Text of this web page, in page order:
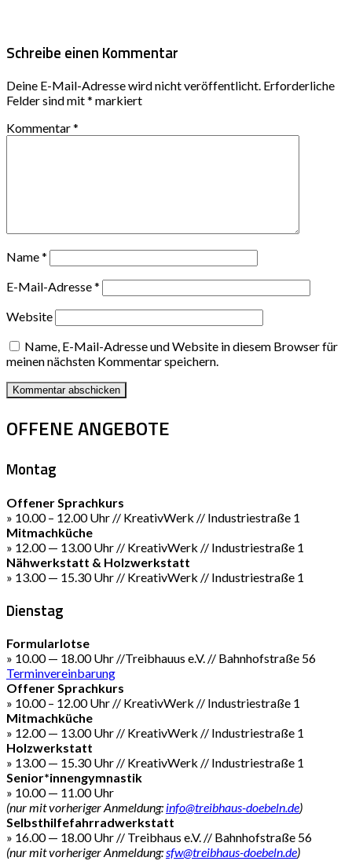
Schreibe einen Kommentar
Deine E-Mail-Adresse wird nicht veröffentlicht. Erforderliche
Felder sind mit* markiert
Kommentar*
Name*
E-Mail-Adresse*
Website
Name, E-Mail-Adresse und Website in diesem Browser für
meinen nächsten Kommentar speichern.
OFFENE ANGEBOTE
Montag
Offener Sprachkurs
» 10.00 – 12.00 Uhr // KreativWerk // Industriestraße 1
Mitmachküche
» 12.00 — 13.00 Uhr // KreativWerk // Industriestraße 1
Nähwerkstatt & Holzwerkstatt
» 13.00 — 15.30 Uhr // KreativWerk // Industriestraße 1
Dienstag
Formularlotse
» 10.00 — 18.00 Uhr //Treibhauus e.V. // Bahnhofstraße 56
Terminvereinbarung
Offener Sprachkurs
» 10.00 – 12.00 Uhr // KreativWerk // Industriestraße 1
Mitmachküche
» 12.00 — 13.00 Uhr // KreativWerk // Industriestraße 1
Holzwerkstatt
» 13.00 — 15.30 Uhr // KreativWerk // Industriestraße 1
Senior*innengymnastik
» 10.00 — 11.00 Uhr
(nur mit vorheriger Anmeldung: info@treibhaus-doebeln.de)
Selbsthilfefahrradwerkstatt
» 16.00 — 18.00 Uhr // Treibhaus e.V. // Bahnhofstraße 56
(nur mit vorheriger Anmeldung:sfw@treibhaus-doebeln.de)